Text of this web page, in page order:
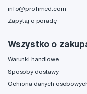
info@profimed.com
Zapytaj o poradę
Wszystko o
Warunki handlowe
Sposoby dostawy
Ochrona danych